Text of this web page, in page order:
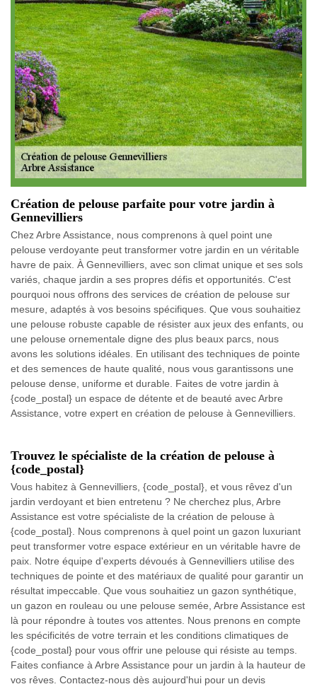
Création de pelouse parfaite pour votre jardin à
Gennevilliers
Chez Arbre Assistance, nous comprenons à quel point une
pelouse verdoyante peut transformer votre jardin en un véritable
havre de paix. À Gennevilliers, avec son climat unique et ses sols
variés, chaque jardin a ses propres défis et opportunités. C'est
pourquoi nous offrons des services de création de pelouse sur
mesure, adaptés à vos besoins spécifiques. Que vous souhaitiez
une pelouse robuste capable de résister aux jeux des enfants, ou
une pelouse ornementale digne des plus beaux parcs, nous
avons les solutions idéales. En utilisant des techniques de pointe
et des semences de haute qualité, nous vous garantissons une
pelouse dense, uniforme et durable. Faites de votre jardin à
{code_postal} un espace de détente et de beauté avec Arbre
Assistance, votre expert en création de pelouse à Gennevilliers.
Trouvez le spécialiste de la création de pelouse à
{code_postal}
Vous habitez à Gennevilliers, {code_postal}, et vous rêvez d'un
jardin verdoyant et bien entretenu ? Ne cherchez plus, Arbre
Assistance est votre spécialiste de la création de pelouse à
{code_postal}. Nous comprenons à quel point un gazon luxuriant
peut transformer votre espace extérieur en un véritable havre de
paix. Notre équipe d'experts dévoués à Gennevilliers utilise des
techniques de pointe et des matériaux de qualité pour garantir un
résultat impeccable. Que vous souhaitiez un gazon synthétique,
un gazon en rouleau ou une pelouse semée, Arbre Assistance est
là pour répondre à toutes vos attentes. Nous prenons en compte
les spécificités de votre terrain et les conditions climatiques de
{code_postal} pour vous offrir une pelouse qui résiste au temps.
Faites confiance à Arbre Assistance pour un jardin à la hauteur de
vos rêves. Contactez-nous dès aujourd'hui pour un devis